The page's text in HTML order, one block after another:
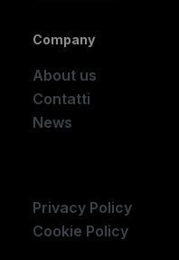
Company
About us
Contatti
News
Privacy Policy
Cookie Policy